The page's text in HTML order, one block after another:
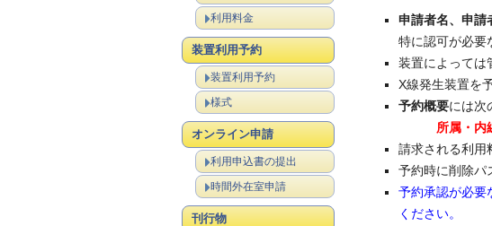
利用料金
装置利用予約
装置利用予約
様式
オンライン申請
利用申込書の提出
時間外在室申請
刊行物
申請者名、申請
特に認可が必要
装置によっては
X線発生装置を
予約概要には次
所属・内
請求される利用
予約時に削除パ
予約承認が必要
ください。